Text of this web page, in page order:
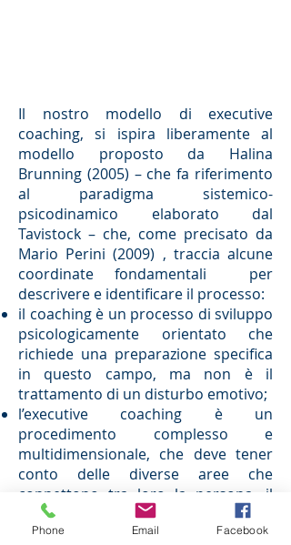
Il nostro modello di executive
coaching, si ispira liberamente al
modello proposto da Halina
Brunning (2005) – che fa riferimento
al paradigma sistemico-
psicodinamico elaborato dal
Tavistock – che, come precisato da
Mario Perini (2009) , traccia alcune
coordinate fondamentali per
descrivere e identificare il processo:
il coaching è un processo di sviluppo
psicologicamente orientato che
richiede una preparazione specifica
in questo campo, ma non è il
trattamento di un disturbo emotivo;
l’executive coaching è un
procedimento complesso e
multidimensionale, che deve tener
conto delle diverse aree che
connettono tra loro la persona, il
ruolo e l’organizzazione.
Nel suo modello “a sei aree” la
Phone Email Facebook